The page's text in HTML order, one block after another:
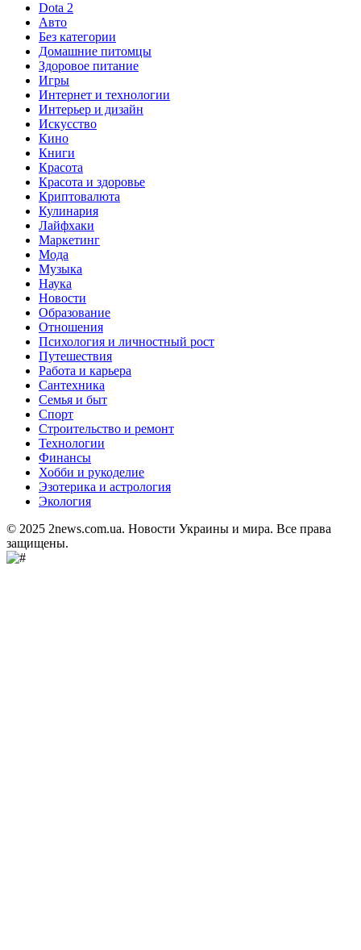
Dota 2
Авто
Без категории
Домашние питомцы
Здоровое питание
Игры
Интернет и технологии
Интерьер и дизайн
Искусство
Кино
Книги
Красота
Красота и здоровье
Криптовалюта
Кулинария
Лайфхаки
Маркетинг
Мода
Музыка
Наука
Новости
Образование
Отношения
Психология и личностный рост
Путешествия
Работа и карьера
Сантехника
Семья и быт
Спорт
Строительство и ремонт
Технологии
Финансы
Хобби и рукоделие
Эзотерика и астрология
Экология
© 2025 2news.com.ua. Новости Украины и мира. Все права
защищены.